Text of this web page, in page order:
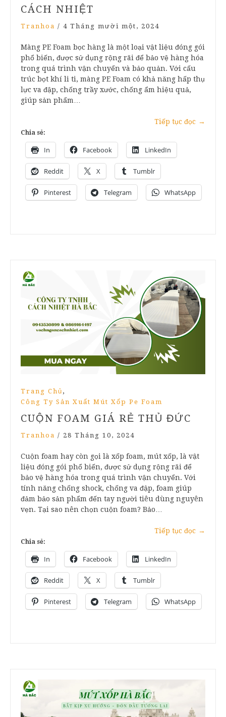
CÁCH NHIỆT
Tranhoa / 4 Tháng mười một, 2024
Màng PE Foam bọc hàng là một loại vật liệu đóng gói
phổ biến, được sử dụng rộng rãi để bảo vệ hàng hóa
trong quá trình vận chuyển và bảo quản. Với cấu
trúc bọt khí li ti, màng PE Foam có khả năng hấp thụ
lực va đập, chống trầy xước, chống ẩm hiệu quả,
giúp sản phẩm…
Tiếp tục đọc →
Chia sẻ:
In Facebook LinkedIn
Reddit X Tumblr
Pinterest Telegram WhatsApp
Trang Chủ ,
Công Ty Sản Xuất Mút Xốp Pe Foam
CUỘN FOAM GIÁ RẺ THỦ ĐỨC
Tranhoa / 28 Tháng 10, 2024
Cuộn foam hay còn gọi là xốp foam, mút xốp, là vật
liệu đóng gói phổ biến, được sử dụng rộng rãi để
bảo vệ hàng hóa trong quá trình vận chuyển. Với
tính năng chống shock, chống va đập, foam giúp
đảm bảo sản phẩm đến tay người tiêu dùng nguyên
vẹn. Tại sao nên chọn cuộn foam? Bảo…
Tiếp tục đọc →
Chia sẻ:
In Facebook LinkedIn
Reddit X Tumblr
Pinterest Telegram WhatsApp